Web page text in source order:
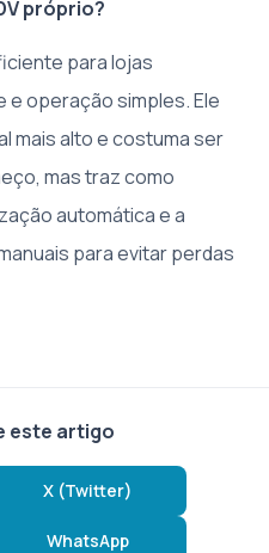
próprio?
para lojas
e operação simples. Ele
mais alto e costuma ser
mas traz como
automática e a
para evitar perdas
este artigo
X (Twitter)
WhatsApp